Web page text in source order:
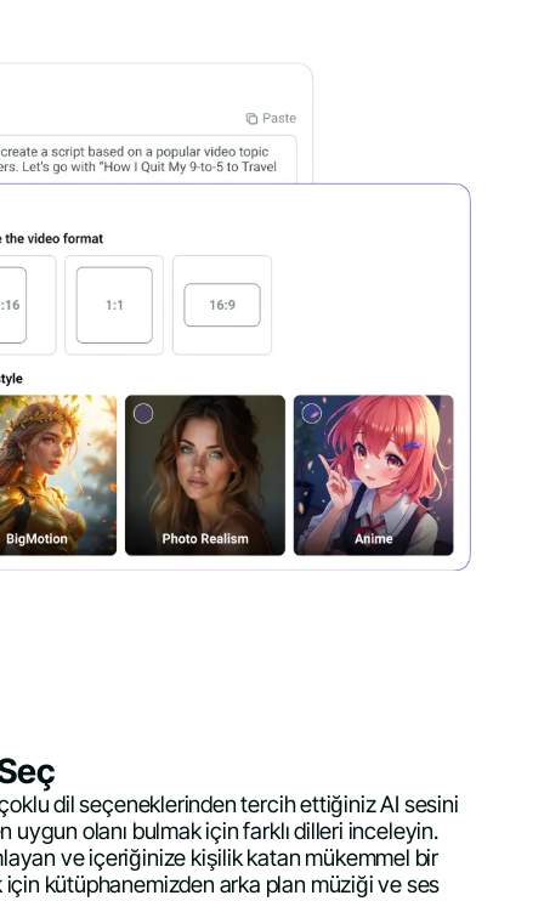
dil seçeneklerinden tercih ettiğiniz AI sesini
uygun olanı bulmak için farklı dilleri inceleyin.
ve içeriğinize kişilik katan mükemmel bir
için kütüphanemizden arka plan müziği ve ses